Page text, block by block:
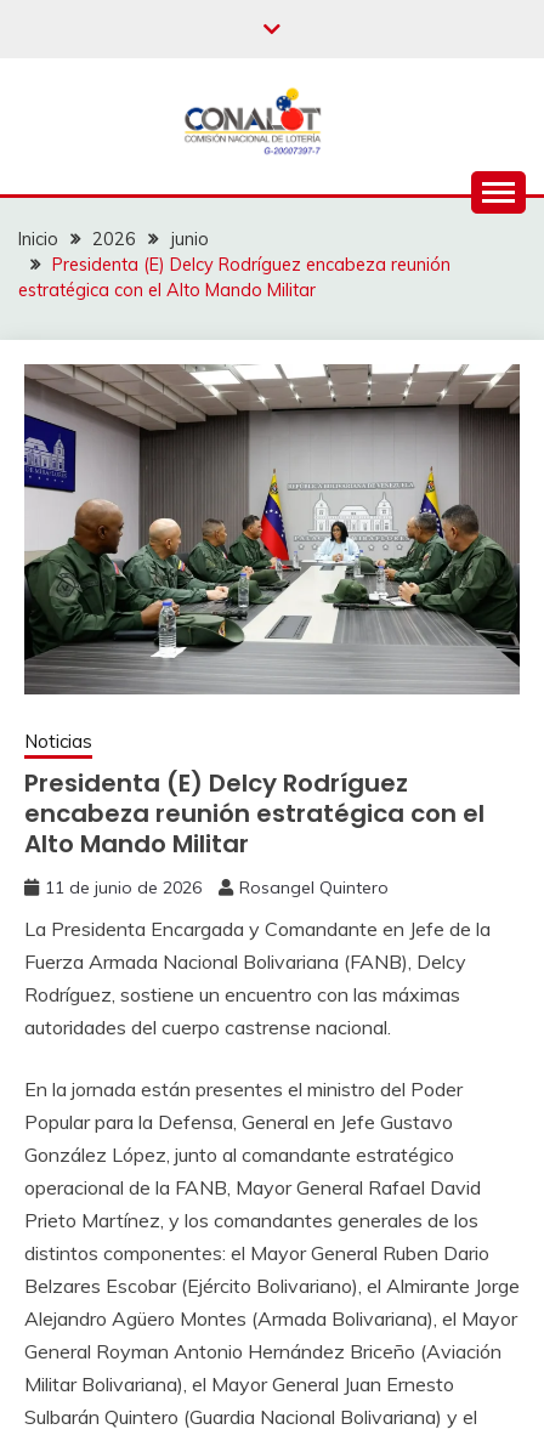
Inicio 2026
junio
Presidenta (E) Delcy Rodríguez encabeza reunión
estratégica con el Alto Mando Militar
Noticias
Presidenta (E) Delcy Rodríguez
encabeza reunión estratégica con el
Alto Mando Militar
11 de junio de 2026 Rosangel Quintero
La Presidenta Encargada y Comandante en Jefe de la
Fuerza Armada Nacional Bolivariana (FANB), Delcy
Rodríguez, sostiene un encuentro con las máximas
autoridades del cuerpo castrense nacional.
En la jornada están presentes el ministro del Poder
Popular para la Defensa, General en Jefe Gustavo
González López, junto al comandante estratégico
operacional de la FANB, Mayor General Rafael David
Prieto Martínez, y los comandantes generales de los
distintos componentes: el Mayor General Ruben Dario
Belzares Escobar (Ejército Bolivariano), el Almirante Jorge
Alejandro Agüero Montes (Armada Bolivariana), el Mayor
General Royman Antonio Hernández Briceño (Aviación
Militar Bolivariana), el Mayor General Juan Ernesto
Sulbarán Quintero (Guardia Nacional Bolivariana) y el